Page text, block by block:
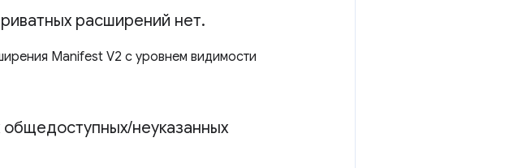
расширений нет.
Manifest V2 с уровнем видимости
/неуказанных